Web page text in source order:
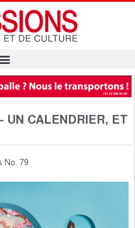
UN CALENDRIER, ET
No. 79